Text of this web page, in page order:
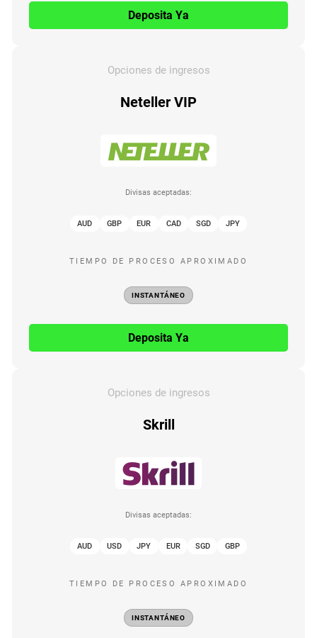
Deposita Ya
Opciones de ingresos
Neteller VIP
Divisas aceptadas:
AUD GBP EUR CAD SGD JPY
TIEMPO DE PROCESO APROXIMADO
INSTANTÁNEO
Deposita Ya
Opciones de ingresos
Skrill
Divisas aceptadas:
AUD USD JPY EUR SGD GBP
TIEMPO DE PROCESO APROXIMADO
INSTANTÁNEO